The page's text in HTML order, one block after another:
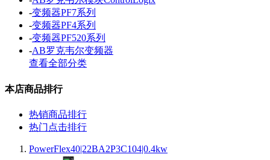
-变频器PF7系列
-变频器PF4系列
-变频器PF520系列
-AB罗克韦尔变频器
查看全部分类
本店商品排行
热销商品排行
热门点击排行
PowerFlex40|22BA2P3C104|0.4kw